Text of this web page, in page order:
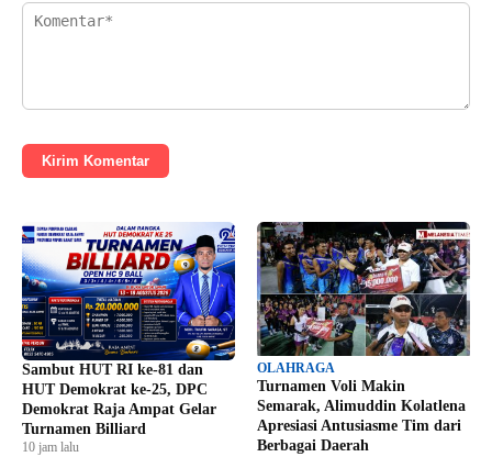
Kirim Komentar
Sambut HUT RI ke-81 dan
HUT Demokrat ke-25, DPC
Demokrat Raja Ampat Gelar
Turnamen Billiard
10 jam lalu
OLAHRAGA
Turnamen Voli Makin
Semarak, Alimuddin Kolatlena
Apresiasi Antusiasme Tim dari
Berbagai Daerah